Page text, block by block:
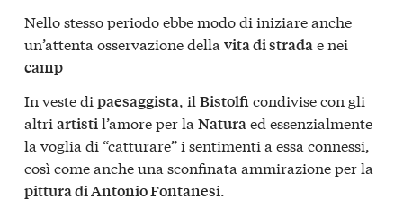
Nello stesso periodo ebbe modo di iniziare anche
un’attenta osservazione della vita di stradae nei
camp
In veste di paesaggista, il Bistolficondivise con gli
altri artistil’amore per la Naturaed essenzialmente
la voglia di “catturare” i sentimenti a essa connessi,
così come anche una sconfinata ammirazione per la
pittura di Antonio Fontanesi.